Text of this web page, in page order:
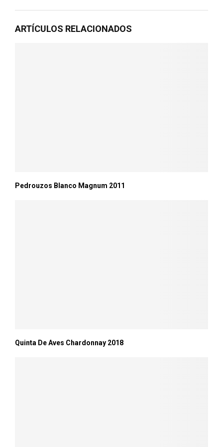
ARTÍCULOS RELACIONADOS
Pedrouzos Blanco Magnum 2011
Quinta De Aves Chardonnay 2018